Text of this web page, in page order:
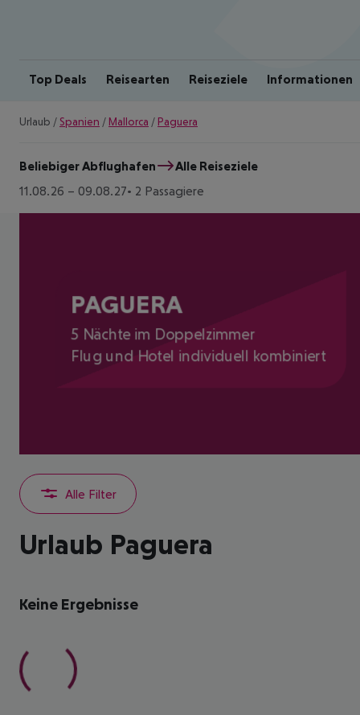
Top Deals Reisearten Reiseziele Informationen
Urlaub / Spanien / Mallorca / Paguera
Beliebiger Abflughafen
Alle Reiseziele
11.08.26 – 09.08.27 2 Passagiere
PAGUERA
5 Nächte im Doppelzimmer
Flug und Hotel individuell kombiniert
Alle Filter
Urlaub Paguera
Keine Ergebnisse